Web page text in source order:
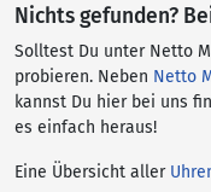
Nichts gefunden?
Solltest Du unter Netto
probieren. Neben Netto
kannst Du hier bei uns
es einfach heraus!
Eine Übersicht aller